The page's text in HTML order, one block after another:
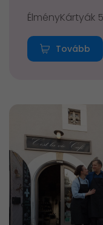
ÉlményKártyák
Tovább